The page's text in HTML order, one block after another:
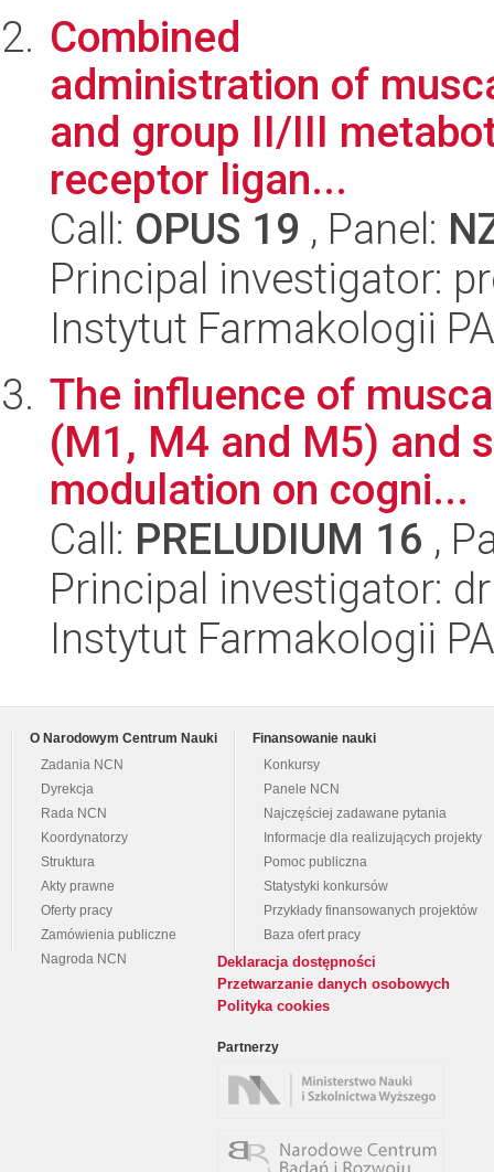
Combined
administration of
and group II/III
receptor ligan...
Call: OPUS 19 , Panel:
Principal investigator:
Instytut Farmakologii
The influence of
(M1, M4 and M5) and
modulation on cogni...
Call: PRELUDIUM 16 ,
Principal investigator:
Instytut Farmakologii
O Narodowym Centrum Nauki
Zadania NCN
Dyrekcja
Rada NCN
Koordynatorzy
Struktura
Akty prawne
Oferty pracy
Zamówienia publiczne
Nagroda NCN
Finansowanie nauki
Konkursy
Panele NCN
Najczęściej zadawane pytania
Informacje dla realizujących projekty
Pomoc publiczna
Statystyki konkursów
Przykłady finansowanych projektów
Baza ofert pracy
Deklaracja dostępności
Przetwarzanie danych osobowych
Polityka cookies
Partnerzy